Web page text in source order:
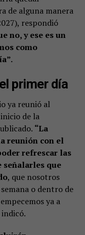
de alguna manera
respondió
no, y ese es un
como
primer día
ya reunió al
de la
“La
reunión con el
refrescar las
señalarles que
, que nosotros
o dentro de
ya a